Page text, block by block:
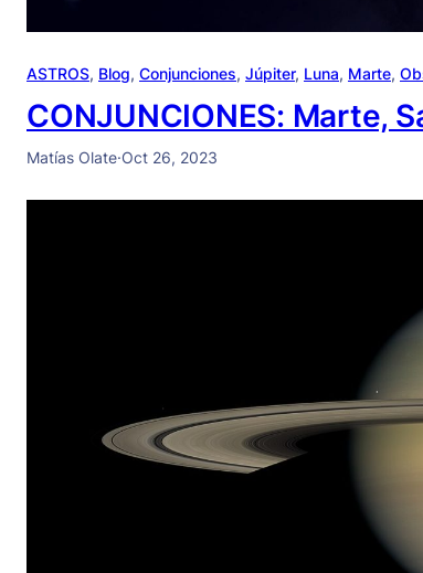
ASTROS, Blog, Conjunciones, Júpiter, Luna, Marte,
CONJUNCIONES: Marte,
Matías Olate·Oct 26, 2023